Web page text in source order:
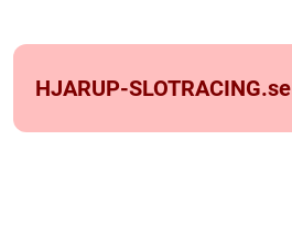
HJARUP-SLOTRACING.se